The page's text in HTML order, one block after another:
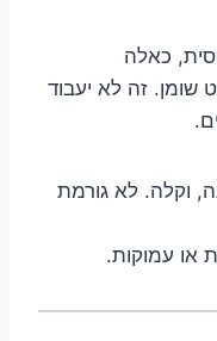
כאלה
שומן. זה לא יעבוד
וקלה. לא גורמת
או עמוקות.